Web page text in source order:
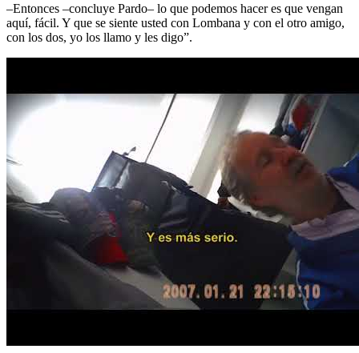
–Entonces –concluye Pardo– lo que podemos hacer es que vengan
aquí, fácil. Y que se siente usted con Lombana y con el otro amigo,
con los dos, yo los llamo y les digo”.